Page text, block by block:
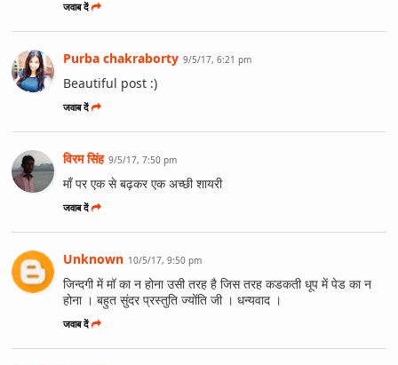
जवाब दें
Purba chakraborty 9/5/17, 6:21 pm
Beautiful post :)
जवाब दें
विरम सिंह 9/5/17, 7:50 pm
माँ पर एक से बढ़कर एक अच्छी शायरी
जवाब दें
Unknown 10/5/17, 9:50 pm
जिन्दगी में मॉ का न होना उसी तरह है जिस तरह कडकती धूप में पेड का न
होना । बहुत सुंदर प्रस्तुति ज्योंति जी । धन्यवाद ।
जवाब दें